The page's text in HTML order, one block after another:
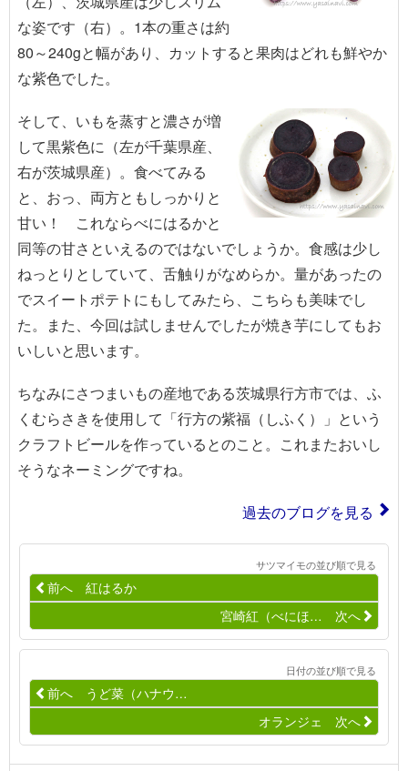
な姿です（右）。1本の重さは約
80～240gと幅があり、カットすると果肉はどれも鮮やか
な紫色でした。
そして、いもを蒸すと濃さが増
して黒紫色に（左が千葉県産、
右が茨城県産）。食べてみる
と、おっ、両方ともしっかりと
甘い！ これならべにはるかと
同等の甘さといえるのではないでしょうか。食感は少し
ねっとりとしていて、舌触りがなめらか。量があったの
でスイートポテトにもしてみたら、こちらも美味でし
た。また、今回は試しませんでしたが焼き芋にしてもお
いしいと思います。
ちなみにさつまいもの産地である茨城県行方市では、ふ
くむらさきを使用して「行方の紫福（しふく）」という
クラフトビールを作っているとのこと。これまたおいし
そうなネーミングですね。
過去のブログを見る
サツマイモの並び順で見る
前へ 紅はるか
宮崎紅（べにほ… 次へ
日付の並び順で見る
前へ うど菜（ハナウ…
オランジェ 次へ